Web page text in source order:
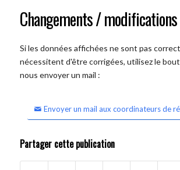
Changements / modifications
Si les données affichées ne sont pas
nécessitent d'être corrigées, utilisez le
nous envoyer un mail :
Envoyer un mail aux coordinateurs de
Partager cette publication